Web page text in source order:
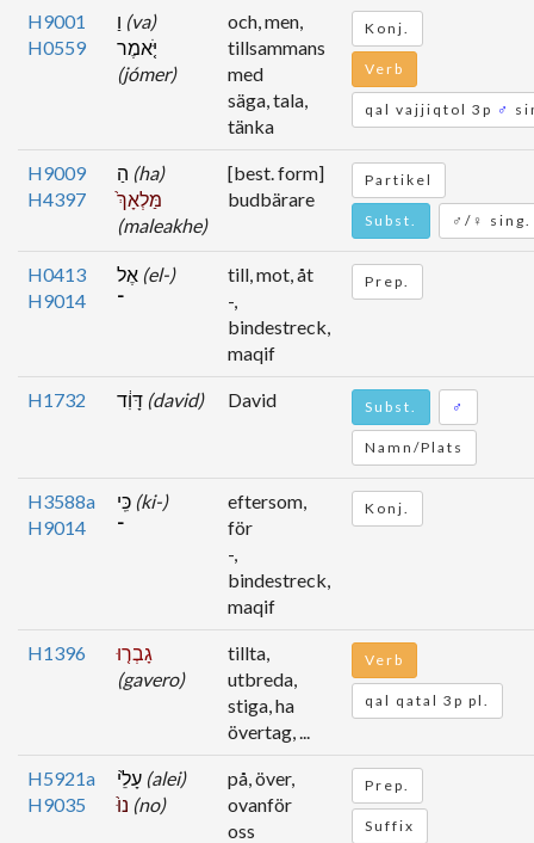
H9001
H0559
(va)
יֹּ֤אמֶר
(jómer)
och, men,
tillsammans
med
säga, tala,
tänka
Konj.
Verb
qal vajjiqtol 3p ♂
H9009
H4397
(ha)
מַּלְאָךְ֙
(maleakhe)
[best. form]
budbärare
Partikel
Subst. ♂/♀ sing.
H0413
H9014
(el-)
־
till, mot, åt
-,
bindestreck,
maqif
Prep.
H1732 (david) David Subst. ♂
Namn/Plats
H3588a
H9014
(ki-)
־
eftersom,
för
-,
bindestreck,
maqif
Konj.
H1396
גָבְר֤וּ
(gavero)
tillta,
utbreda,
stiga, ha
övertag, ...
Verb
qal qatal 3p pl.
H5921a
H9035
(alei)
(no)
på, över,
ovanför
oss
Prep.
Suffix